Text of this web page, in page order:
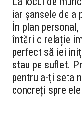
iar șansele de a
În plan
întări o relație
perfect să iei
stau pe suflet.
pentru a-ți seta
concreți spre